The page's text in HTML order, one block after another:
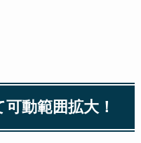
動範囲拡大！